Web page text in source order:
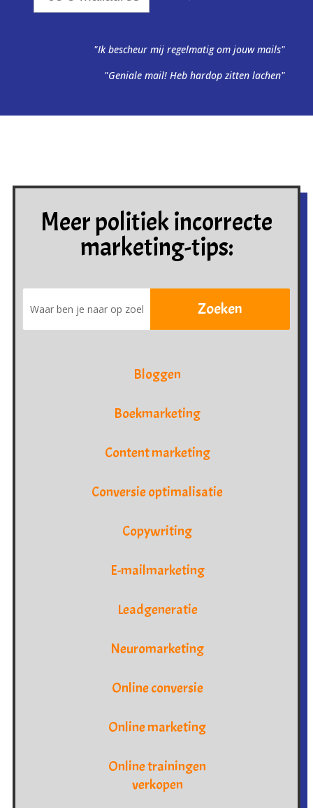
"Ik bescheur mij regelmatig om jouw mails"
"Geniale mail! Heb hardop zitten lachen"
Meer politiek incorrecte
marketing-tips:
Bloggen
Boekmarketing
Content marketing
Conversie optimalisatie
Copywriting
E-mailmarketing
Leadgeneratie
Neuromarketing
Online conversie
Online marketing
Online trainingen
verkopen